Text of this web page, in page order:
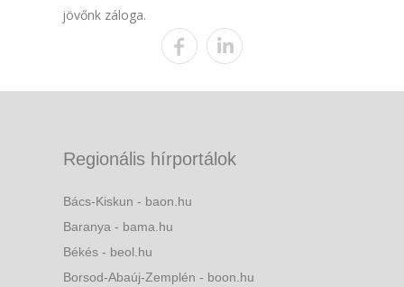
jövőnk záloga.
Regionális hírportálok
Bács-Kiskun - baon.hu
Baranya - bama.hu
Békés - beol.hu
Borsod-Abaúj-Zemplén - boon.hu